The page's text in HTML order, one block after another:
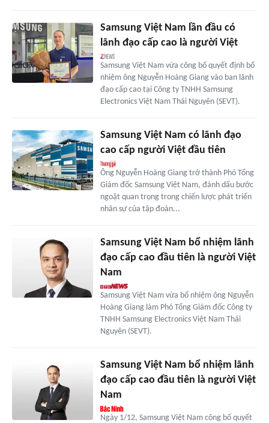
Samsung Việt Nam lần đầu có
lãnh đạo cấp cao là người Việt
Samsung Việt Nam vừa công bố quyết định bổ
nhiệm ông Nguyễn Hoàng Giang vào ban lãnh
đạo cấp cao tại Công ty TNHH Samsung
Electronics Việt Nam Thái Nguyên (SEVT).
Samsung Việt Nam có lãnh đạo
cao cấp người Việt đầu tiên
Ông Nguyễn Hoàng Giang trở thành Phó Tổng
Giám đốc Samsung Việt Nam, đánh dấu bước
ngoặt quan trọng trong chiến lược phát triển
nhân sự của tập đoàn...
Samsung Việt Nam bổ nhiệm lãnh
đạo cấp cao đầu tiên là người Việt
Nam
Samsung Việt Nam vừa bổ nhiệm ông Nguyễn
Hoàng Giang làm Phó Tổng Giám đốc Công ty
TNHH Samsung Electronics Việt Nam Thái
Nguyên (SEVT).
Samsung Việt Nam bổ nhiệm lãnh
đạo cấp cao đầu tiên là người Việt
Nam
Ngày 1/12, Samsung Việt Nam công bố quyết